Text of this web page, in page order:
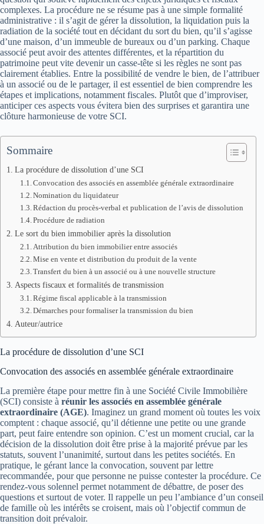
complexes. La procédure ne se résume pas à une simple formalité
administrative : il s’agit de gérer la dissolution, la liquidation puis la
radiation de la société tout en décidant du sort du bien, qu’il s’agisse
d’une maison, d’un immeuble de bureaux ou d’un parking. Chaque
associé peut avoir des attentes différentes, et la répartition du
patrimoine peut vite devenir un casse-tête si les règles ne sont pas
clairement établies. Entre la possibilité de vendre le bien, de l’attribuer
à un associé ou de le partager, il est essentiel de bien comprendre les
étapes et implications, notamment fiscales. Plutôt que d’improviser,
anticiper ces aspects vous évitera bien des surprises et garantira une
clôture harmonieuse de votre SCI.
Sommaire
La procédure de dissolution d’une SCI
Convocation des associés en assemblée générale extraordinaire
Nomination du liquidateur
Rédaction du procès-verbal et publication de l’avis de dissolution
Procédure de radiation
Le sort du bien immobilier après la dissolution
Attribution du bien immobilier entre associés
Mise en vente et distribution du produit de la vente
Transfert du bien à un associé ou à une nouvelle structure
Aspects fiscaux et formalités de transmission
Régime fiscal applicable à la transmission
Démarches pour formaliser la transmission du bien
Auteur/autrice
La procédure de dissolution d’une SCI
Convocation des associés en assemblée générale extraordinaire
La première étape pour mettre fin à une Société Civile Immobilière
(SCI) consiste à réunir les associés en assemblée générale
extraordinaire (AGE). Imaginez un grand moment où toutes les voix
comptent : chaque associé, qu’il détienne une petite ou une grande
part, peut faire entendre son opinion. C’est un moment crucial, car la
décision de la dissolution doit être prise à la majorité prévue par les
statuts, souvent l’unanimité, surtout dans les petites sociétés. En
pratique, le gérant lance la convocation, souvent par lettre
recommandée, pour que personne ne puisse contester la procédure. Ce
rendez-vous solennel permet notamment de débattre, de poser des
questions et surtout de voter. Il rappelle un peu l’ambiance d’un conseil
de famille où les intérêts se croisent, mais où l’objectif commun de
transition doit prévaloir.